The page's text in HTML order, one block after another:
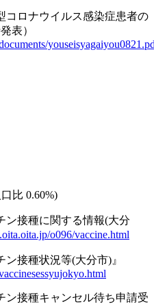
ロナウイルス感染症患者の
表）
比 0.60%)
接種に関する情報(大分
o096/vaccine.html
ン接種状況等(大分市) 』
ン接種キャンセル待ち申請受